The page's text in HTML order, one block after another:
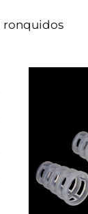
ronquidos